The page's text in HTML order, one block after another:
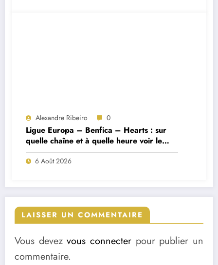
Alexandre Ribeiro 0
Ligue Europa – Benfica – Hearts : sur
quelle chaîne et à quelle heure voir le
match ?
6 Août 2026
LAISSER UN COMMENTAIRE
Vous devezvous connecter pour publier un
commentaire.